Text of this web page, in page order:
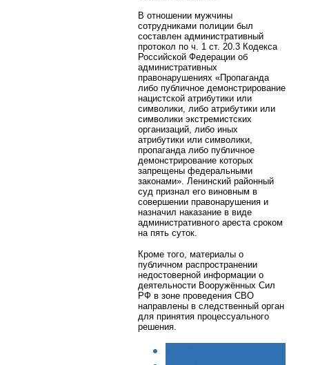
В отношении мужчины
сотрудниками полиции был
составлен административный
протокол по ч. 1 ст. 20.3 Кодекса
Российской Федерации об
административных
правонарушениях «Пропаганда
либо публичное демонстрирование
нацистской атрибутики или
символики, либо атрибутики или
символики экстремистских
организаций, либо иных
атрибутики или символики,
пропаганда либо публичное
демонстрирование которых
запрещены федеральными
законами». Ленинский районный
суд признал его виновным в
совершении правонарушения и
назначил наказание в виде
административного ареста сроком
на пять суток.
Кроме того, материалы о
публичном распространении
недостоверной информации о
деятельности Вооружённых Сил
РФ в зоне проведения СВО
направлены в следственный орган
для принятия процессуального
решения.